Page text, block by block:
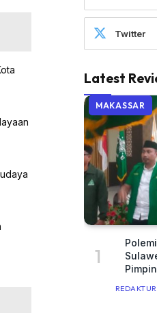
Twitter
Latest
MAKASSAR
REDAKTUR